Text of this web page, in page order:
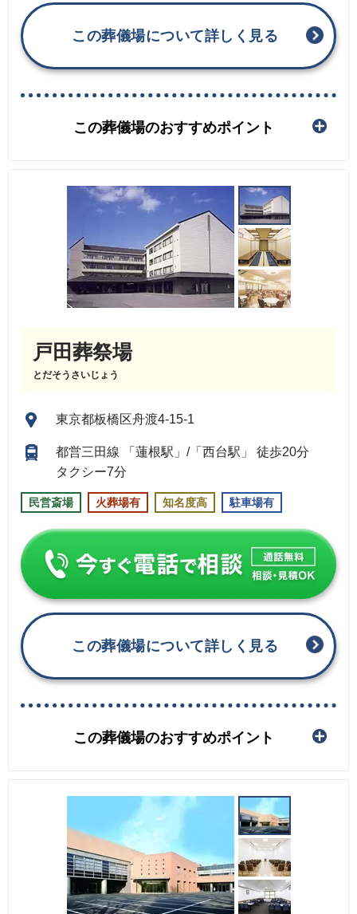
この葬儀場について詳しく見る
この葬儀場のおすすめポイント
戸田葬祭場
とだそうさいじょう
東京都板橋区舟渡4-15-1
都営三田線 「蓮根駅」/「西台駅」 徒歩20分
タクシー7分
民営斎場 火葬場有 知名度高 駐車場有
この葬儀場について詳しく見る
この葬儀場のおすすめポイント